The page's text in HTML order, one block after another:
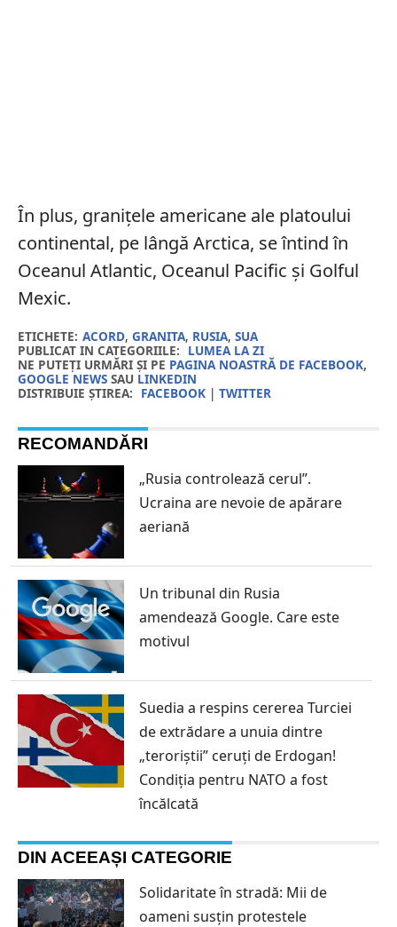
În plus, granițele americane ale platoului
continental, pe lângă Arctica, se întind în
Oceanul Atlantic, Oceanul Pacific și Golful
Mexic.
ETICHETE: ACORD, GRANITA, RUSIA, SUA
PUBLICAT IN CATEGORIILE: LUMEA LA ZI
NE PUTEȚI URMĂRI ȘI PE PAGINA NOASTRĂ DE FACEBOOK,
GOOGLE NEWSSAU LINKEDIN
DISTRIBUIE ȘTIREA: FACEBOOK| TWITTER
RECOMANDĂRI
„Rusia controlează cerul”.
Ucraina are nevoie de apărare
aeriană
Un tribunal din Rusia
amendează Google. Care este
motivul
Suedia a respins cererea Turciei
de extrădare a unuia dintre
„teroriștii” ceruți de Erdogan!
Condiția pentru NATO a fost
încălcată
DIN ACEEAȘI CATEGORIE
Solidaritate în stradă: Mii de
oameni susțin protestele